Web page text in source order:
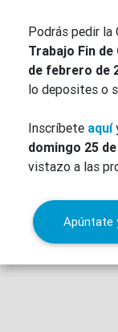
Podrás pedir la
Trabajo Fin
de febrero de
lo deposites o
Inscríbete aquí
domingo 25
vistazo a las
Apúntate